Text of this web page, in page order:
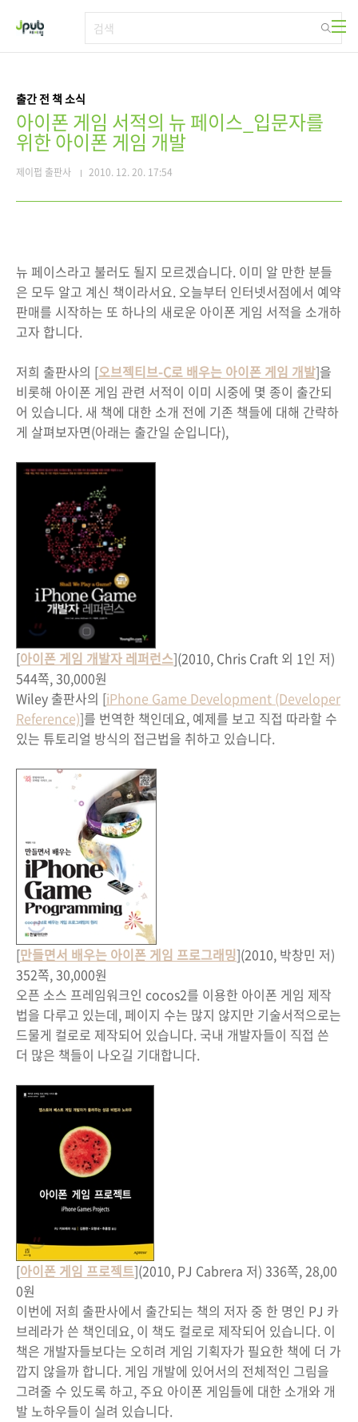
출간 전 책 소식
아이폰 게임 서적의 뉴 페이스_입문자를
위한 아이폰 게임 개발
제이펍 출판사 2010. 12. 20. 17:54
뉴 페이스라고 불러도 될지 모르겠습니다. 이미 알 만한 분들
은 모두 알고 계신 책이라서요. 오늘부터 인터넷서점에서 예약
판매를 시작하는 또 하나의 새로운 아이폰 게임 서적을 소개하
고자 합니다.
저희 출판사의 [오브젝티브-C로 배우는 아이폰 게임 개발]을
비롯해 아이폰 게임 관련 서적이 이미 시중에 몇 종이 출간되
어 있습니다. 새 책에 대한 소개 전에 기존 책들에 대해 간략하
게 살펴보자면(아래는 출간일 순입니다),
[아이폰 게임 개발자 레퍼런스](2010, Chris Craft 외 1인 저)
544쪽, 30,000원
Wiley 출판사의 [iPhone Game Development (Developer
Reference)]를 번역한 책인데요, 예제를 보고 직접 따라할 수
있는 튜토리얼 방식의 접근법을 취하고 있습니다.
[만들면서 배우는 아이폰 게임 프로그래밍](2010, 박창민 저)
352쪽, 30,000원
오픈 소스 프레임워크인 cocos2를 이용한 아이폰 게임 제작
법을 다루고 있는데, 페이지 수는 많지 않지만 기술서적으로는
드물게 컬로로 제작되어 있습니다. 국내 개발자들이 직접 쓴
더 많은 책들이 나오길 기대합니다.
[아이폰 게임 프로젝트](2010, PJ Cabrera 저) 336쪽, 28,00
0원
이번에 저희 출판사에서 출간되는 책의 저자 중 한 명인 PJ 카
브레라가 쓴 책인데요, 이 책도 컬로로 제작되어 있습니다. 이
책은 개발자들보다는 오히려 게임 기획자가 필요한 책에 더 가
깝지 않을까 합니다. 게임 개발에 있어서의 전체적인 그림을
그려줄 수 있도록 하고, 주요 아이폰 게임들에 대한 소개와 개
발 노하우들이 실려 있습니다.